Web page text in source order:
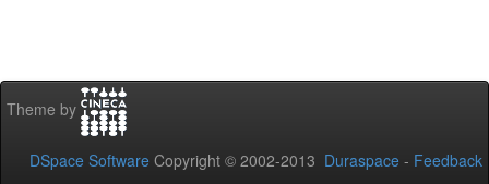
Theme by
DSpace Software Copyright © 2002-2013 Duraspace - Feedback